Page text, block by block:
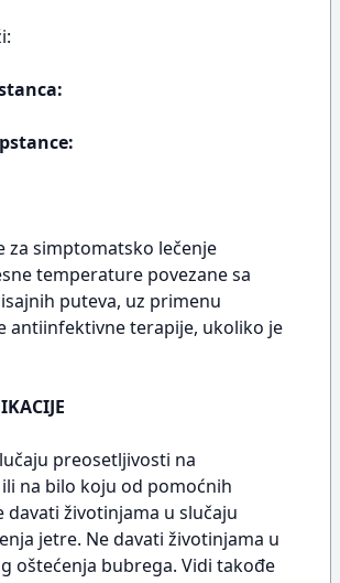
za simptomatsko lečenje
temperature povezane sa
puteva, uz primenu
antiinfektivne terapije, ukoliko je
preosetljivosti na
na bilo koju od pomoćnih
davati životinjama u slučaju
jetre. Ne davati životinjama u
oštećenja bubrega. Vidi takođe